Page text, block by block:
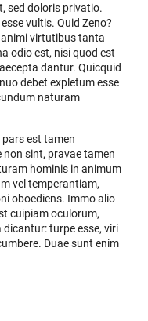
sed doloris privatio.
vultis. Quid Zeno?
virtutibus tanta
odio est, nisi quod est
dantur. Quicquid
debet expletum esse
naturam
est tamen
sint, pravae tamen
hominis in animum
vel temperantiam,
oboediens. Immo alio
cuipiam oculorum,
turpe esse, viri
Duae sunt enim